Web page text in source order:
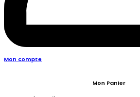
Mon compte
Mon Panier